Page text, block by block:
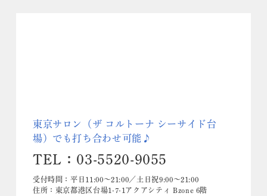
東京サロン（ザ コルトーナ シーサイド台
場）でも打ち合わせ可能♪
TEL：03-5520-9055
受付時間：平日11:00～21:00／土日祝9:00～21:00
住所：東京都港区台場1-7-1アクアシティ Bzone 6階